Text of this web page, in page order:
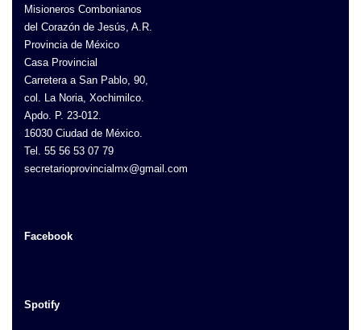
Misioneros Combonianos
del Corazón de Jesús, A.R.
Provincia de México
Casa Provincial
Carretera a San Pablo, 90,
col. La Noria, Xochimilco.
Apdo. P. 23-012.
16030 Ciudad de México.
Tel. 55 56 53 07 79
secretarioprovincialmx@gmail.com
Facebook
Spotify